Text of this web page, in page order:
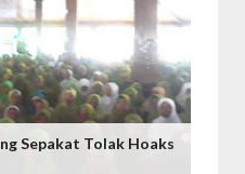
Sepakat Tolak Hoaks